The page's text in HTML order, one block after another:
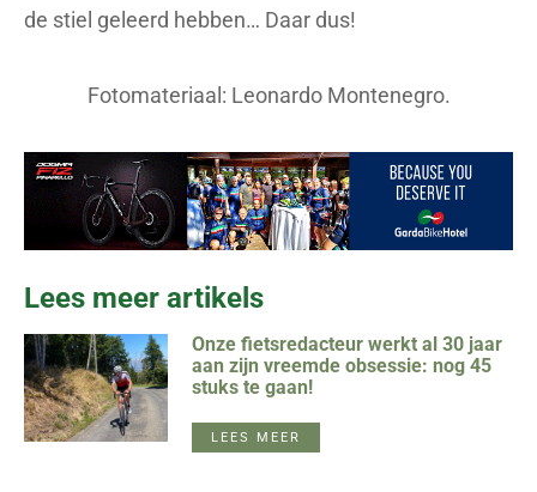
de stiel geleerd hebben… Daar dus!
Fotomateriaal: Leonardo Montenegro.
Lees meer artikels
Onze fietsredacteur werkt al 30 jaar
aan zijn vreemde obsessie: nog 45
stuks te gaan!
LEES MEER